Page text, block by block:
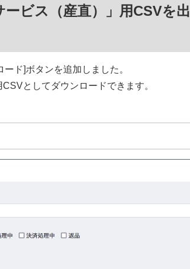
ビス（産直）」用CSVを出
ド]ボタンを追加しました。
としてダウンロードできます。